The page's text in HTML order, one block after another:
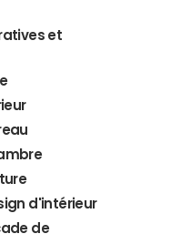
et
d'intérieur
de